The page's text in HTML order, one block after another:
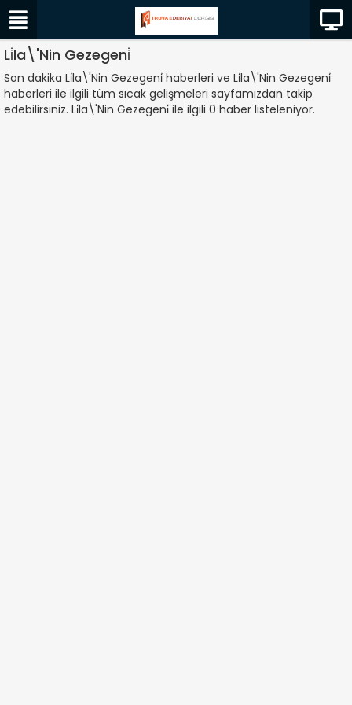
Li̇la\'Nin Gezegeni̇
Son dakika Li̇la\'Nin Gezegeni̇ haberleri ve Li̇la\'Nin Gezegeni̇
haberleri ile ilgili tüm sıcak gelişmeleri sayfamızdan takip
edebilirsiniz. Li̇la\'Nin Gezegeni̇ ile ilgili 0 haber listeleniyor.